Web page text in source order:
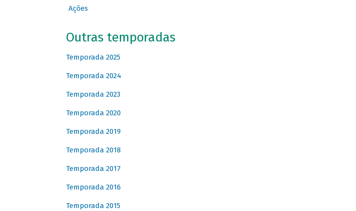
Ações
Outras temporadas
Temporada 2025
Temporada 2024
Temporada 2023
Temporada 2020
Temporada 2019
Temporada 2018
Temporada 2017
Temporada 2016
Temporada 2015